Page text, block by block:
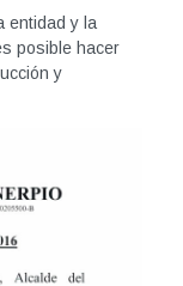
entidad y la
posible hacer
y